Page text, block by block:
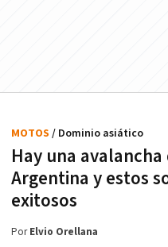
Hay una
Argentina y estos
exitosos
MOTOS / Dominio asiático
PorElvio Orellana